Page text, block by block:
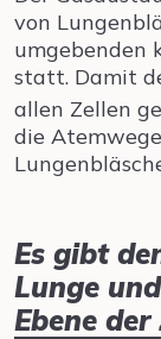
von
umgebenden
statt. Damit
allen Zellen
die
Es gibt
Lunge
Ebene der